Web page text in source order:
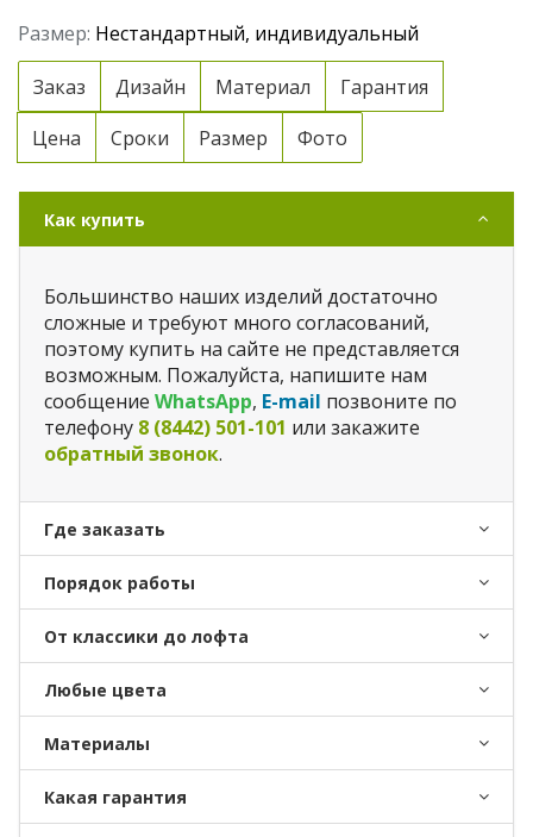
Размер: Нестандартный, индивидуальный
Заказ Дизайн Материал
Гарантия
Цена
Сроки Размер Фото
Как купить
Большинство наших изделий достаточно
сложные и требуют много согласований,
поэтому купить на сайте не представляется
возможным. Пожалуйста, напишите нам
сообщение WhatsApp, E-mail позвоните по
телефону 8 (8442) 501-101 или закажите
обратный звонок.
Где заказать
Порядок работы
От классики до лофта
Любые цвета
Материалы
Какая гарантия